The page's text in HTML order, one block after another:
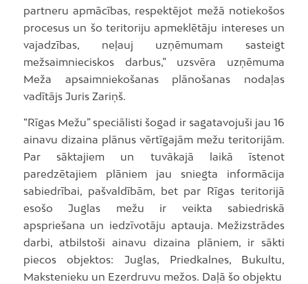
partneru apmācības, respektējot mežā notiekošos
procesus un šo teritoriju apmeklētāju intereses un
vajadzības, neļauj uzņēmumam sasteigt
mežsaimnieciskos darbus,” uzsvēra uzņēmuma
Meža apsaimniekošanas plānošanas nodaļas
vadītājs Juris Zariņš.
“Rīgas Mežu” speciālisti šogad ir sagatavojuši jau 16
ainavu dizaina plānus vērtīgajām mežu teritorijām.
Par sāktajiem un tuvākajā laikā īstenot
paredzētajiem plāniem jau sniegta informācija
sabiedrībai, pašvaldībām, bet par Rīgas teritorijā
esošo Juglas mežu ir veikta sabiedriskā
apspriešana un iedzīvotāju aptauja. Mežizstrādes
darbi, atbilstoši ainavu dizaina plāniem, ir sākti
piecos objektos: Juglas, Priedkalnes, Bukultu,
Makstenieku un Ezerdruvu mežos. Daļā šo objektu